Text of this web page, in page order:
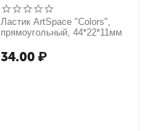
Ластик ArtSpace "Colors",
прямоугольный, 44*22*11мм
34.00₽